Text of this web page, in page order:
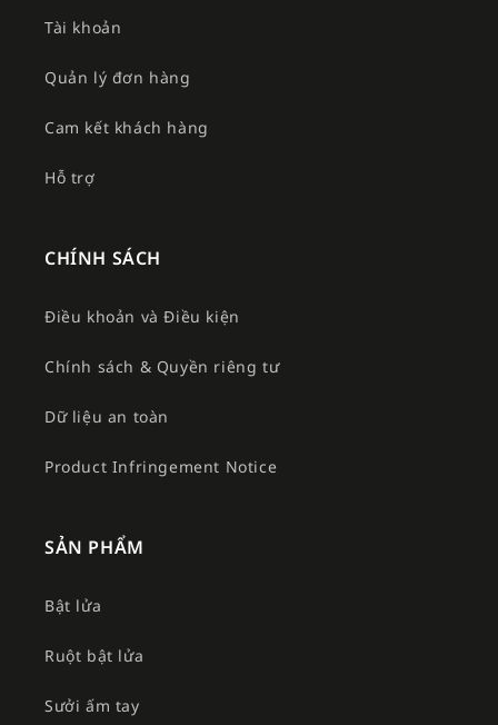
Tài khoản
Quản lý đơn hàng
Cam kết khách hàng
Hỗ trợ
CHÍNH SÁCH
Điều khoản và Điều kiện
Chính sách & Quyền riêng tư
Dữ liệu an toàn
Product Infringement Notice
SẢN PHẨM
Bật lửa
Ruột bật lửa
Sưởi ấm tay